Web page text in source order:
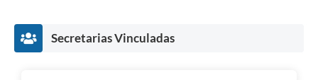
Secretarias Vinculadas